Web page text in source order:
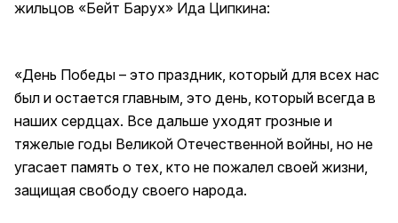
жильцов «Бейт Барух» Ида Ципкина:
«День Победы – это праздник, который для всех нас
был и остается главным, это день, который всегда в
наших сердцах. Все дальше уходят грозные и
тяжелые годы Великой Отечественной войны, но не
угасает память о тех, кто не пожалел своей жизни,
защищая свободу своего народа.